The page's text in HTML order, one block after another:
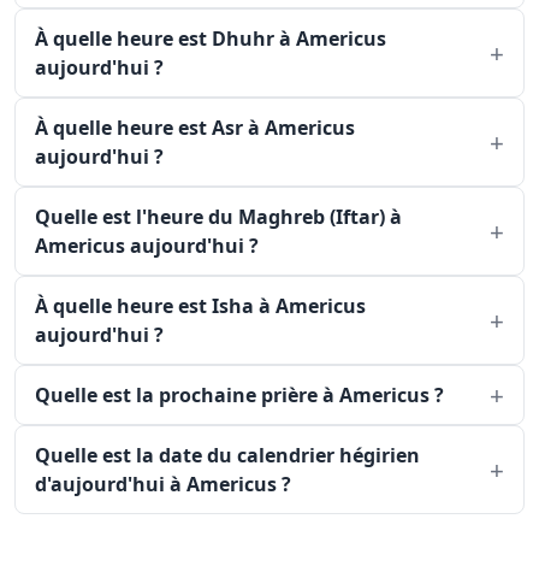
À quelle heure est Dhuhr à Americus
aujourd'hui ?
À quelle heure est Asr à Americus
aujourd'hui ?
Quelle est l'heure du Maghreb (Iftar) à
Americus aujourd'hui ?
À quelle heure est Isha à Americus
aujourd'hui ?
Quelle est la prochaine prière à Americus ?
Quelle est la date du calendrier hégirien
d'aujourd'hui à Americus ?